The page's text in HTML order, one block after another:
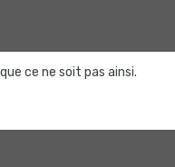
on confond vitesse
nouvel équipement qui,
me dira si la
ce ne soit pas ainsi.